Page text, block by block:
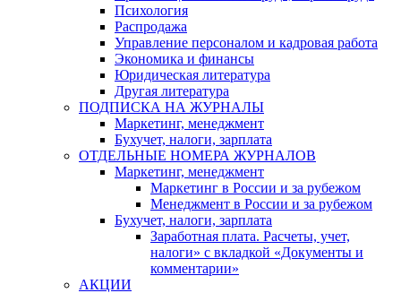
Психология
Распродажа
Управление персоналом и кадровая работа
Экономика и финансы
Юридическая литература
Другая литература
ПОДПИСКА НА ЖУРНАЛЫ
Маркетинг, менеджмент
Бухучет, налоги, зарплата
ОТДЕЛЬНЫЕ НОМЕРА ЖУРНАЛОВ
Маркетинг, менеджмент
Маркетинг в России и за рубежом
Менеджмент в России и за рубежом
Бухучет, налоги, зарплата
Заработная плата. Расчеты, учет,
налоги» с вкладкой «Документы и
комментарии»
АКЦИИ